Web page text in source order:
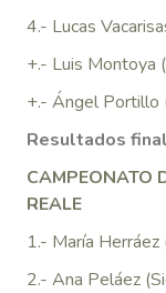
4.- Lucas
+.- Luis
+.- Ángel Portillo
Resultados
CAMPEONATO
REALE
1.- María
2.- Ana Peláez